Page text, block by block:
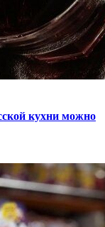
кухни можно